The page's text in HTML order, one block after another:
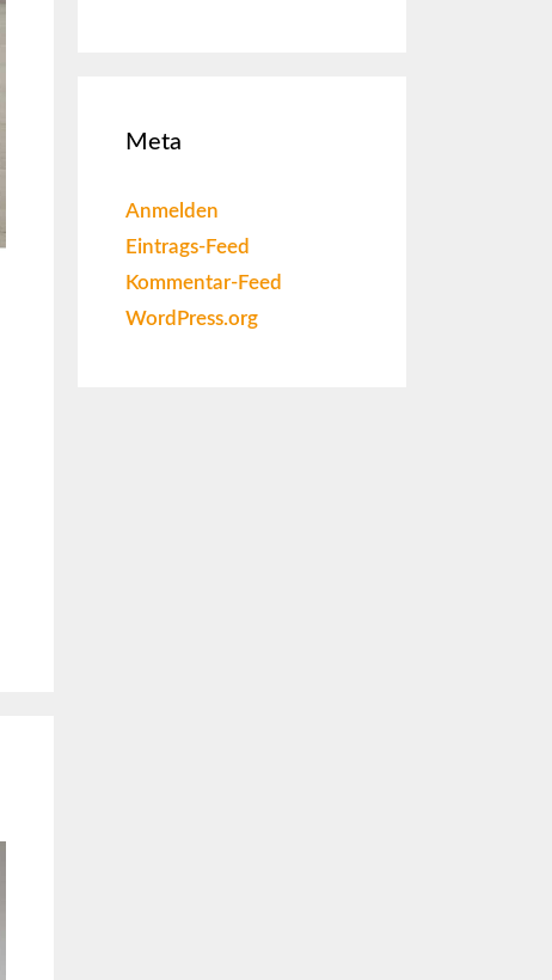
Meta
Anmelden
Eintrags-Feed
Kommentar-Feed
WordPress.org